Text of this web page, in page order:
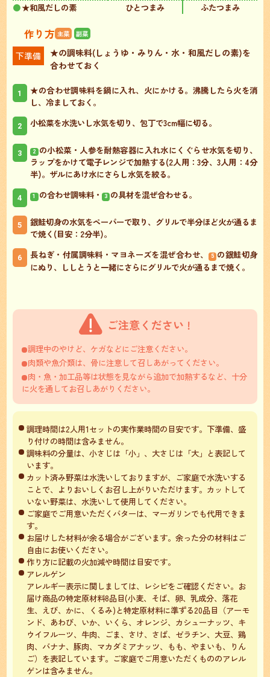
★和風だしの素
ひとつまみ ふたつまみ
作り方 主菜 副菜
下準備
★の調味料(しょうゆ・みりん・水・和風だしの素)を
合わせておく
1
★の合わせ調味料を鍋に入れ、火にかける。沸騰したら火を消
し、冷ましておく。
2 小松菜を水洗いし水気を切り、包丁で3cm幅に切る。
3 2
の小松菜・人参を耐熱容器に入れ水にくぐらせ水気を切り、
ラップをかけて電子レンジで加熱する(2人用：3分、3人用：4分
半)。ザルにあけ水にさらし水気を絞る。
4 1 の合わせ調味料・ 3 の具材を混ぜ合わせる。
5
銀鮭切身の水気をペーパーで取り、グリルで半分ほど火が通るま
で焼く(目安：2分半)。
6 長ねぎ・付属調味料・マヨネーズを混ぜ合わせ、 5
の銀鮭切身
にぬり、ししとうと一緒にさらにグリルで火が通るまで焼く。
調理中のやけど、ケガなどにご注意ください。
肉類や魚介類は、骨に注意して召しあがってください。
肉・魚・加工品等は状態を見ながら追加で加熱するなど、十分
に火を通してお召しあがりください。
調理時間は2人用1セットの実作業時間の目安です。下準備、盛
り付けの時間は含みません。
調味料の分量は、小さじは「小」、大さじは「大」と表記して
います。
カット済み野菜は水洗いしておりますが、ご家庭で水洗いする
ことで、よりおいしくお召し上がりいただけます。カットして
いない野菜は、水洗いして使用してください。
ご家庭でご用意いただくバターは、マーガリンでも代用できま
す。
お届けした材料が余る場合がございます。余った分の材料はご
自由にお使いください。
作り方に記載の火加減や時間は目安です。
アレルゲン
アレルギー表示に関しましては、レシピをご確認ください。お
届け商品の特定原材料8品目(小麦、そば、卵、乳成分、落花
生、えび、かに、くるみ)と特定原材料に準ずる20品目（アーモ
ンド、あわび、いか、いくら、オレンジ、カシューナッツ、キ
ウイフルーツ、牛肉、ごま、さけ、さば、ゼラチン、大豆、鶏
肉、バナナ、豚肉、マカダミアナッツ、もも、やまいも、りん
ご）を表記しています。ご家庭でご用意いただくもののアレル
ゲンは含みません。